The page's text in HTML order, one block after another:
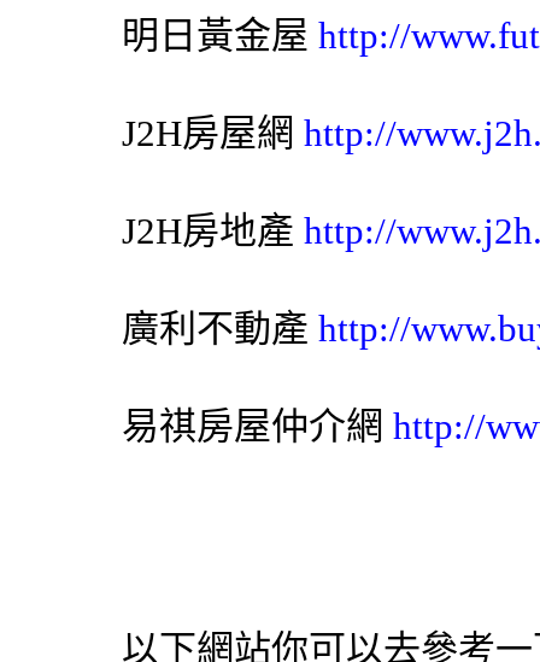
明日黃金屋 http://
J2H房屋網 http://
J2H房地產 http://
廣利不動產 http://
易祺房屋仲介網 http://
以下網站你可以去參考